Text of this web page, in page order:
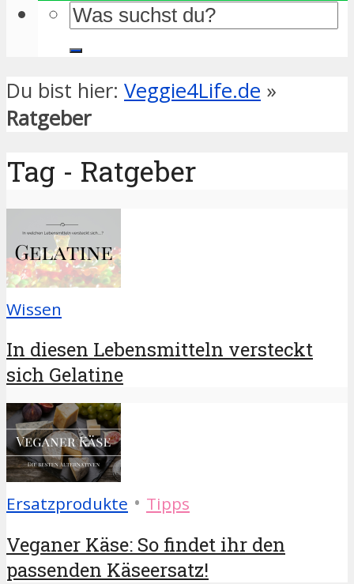
Du bist hier: Veggie4Life.de »
Ratgeber
Tag - Ratgeber
Wissen
In diesen Lebensmitteln versteckt
sich Gelatine
Ersatzprodukte • Tipps
Veganer Käse: So findet ihr den
passenden Käseersatz!